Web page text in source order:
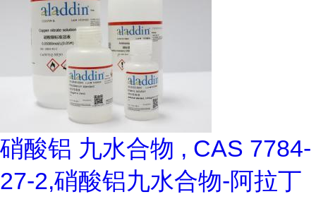
硝酸铝 九水合物 , CAS 7784-
27-2,硝酸铝九水合物-阿拉丁